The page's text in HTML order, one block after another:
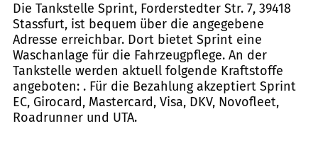
Die Tankstelle Sprint, Forderstedter Str. 7, 39418
Stassfurt, ist bequem über die angegebene
Adresse erreichbar. Dort bietet Sprint eine
Waschanlage für die Fahrzeugpflege. An der
Tankstelle werden aktuell folgende Kraftstoffe
angeboten: . Für die Bezahlung akzeptiert Sprint
EC, Girocard, Mastercard, Visa, DKV, Novofleet,
Roadrunner und UTA.